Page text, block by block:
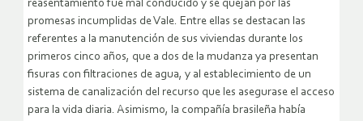
reasentamiento fue mal conducido y se quejan por las
promesas incumplidas de Vale. Entre ellas se destacan las
referentes a la manutención de sus viviendas durante los
primeros cinco años, que a dos de la mudanza ya presentan
fisuras con filtraciones de agua, y al establecimiento de un
sistema de canalización del recurso que les asegurase el acceso
para la vida diaria. Asimismo, la compañía brasileña había